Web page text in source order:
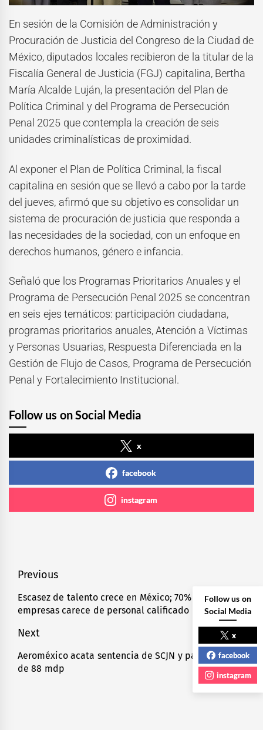
En sesión de la Comisión de Administración y
Procuración de Justicia del Congreso de la Ciudad de
México, diputados locales recibieron de la titular de la
Fiscalía General de Justicia (FGJ) capitalina, Bertha
María Alcalde Luján, la presentación del Plan de
Política Criminal y del Programa de Persecución
Penal 2025 que contempla la creación de seis
unidades criminalísticas de proximidad.
Al exponer el Plan de Política Criminal, la fiscal
capitalina en sesión que se llevó a cabo por la tarde
del jueves, afirmó que su objetivo es consolidar un
sistema de procuración de justicia que responda a
las necesidades de la sociedad, con un enfoque en
derechos humanos, género e infancia.
Señaló que los Programas Prioritarios Anuales y el
Programa de Persecución Penal 2025 se concentran
en seis ejes temáticos: participación ciudadana,
programas prioritarios anuales, Atención a Víctimas
y Personas Usuarias, Respuesta Diferenciada en la
Gestión de Flujo de Casos, Programa de Persecución
Penal y Fortalecimiento Institucional.
Follow us on Social Media
x
facebook
instagram
Navegación
de
entradas
Previous
Previous
post:
Escasez de talento crece en México; 70% de las
empresas carece de personal calificado
Next
Next
post:
Aeroméxico acata sentencia de SCJN y pagará multa
de 88 mdp
Follow us on
Social Media
x
facebook
instagram